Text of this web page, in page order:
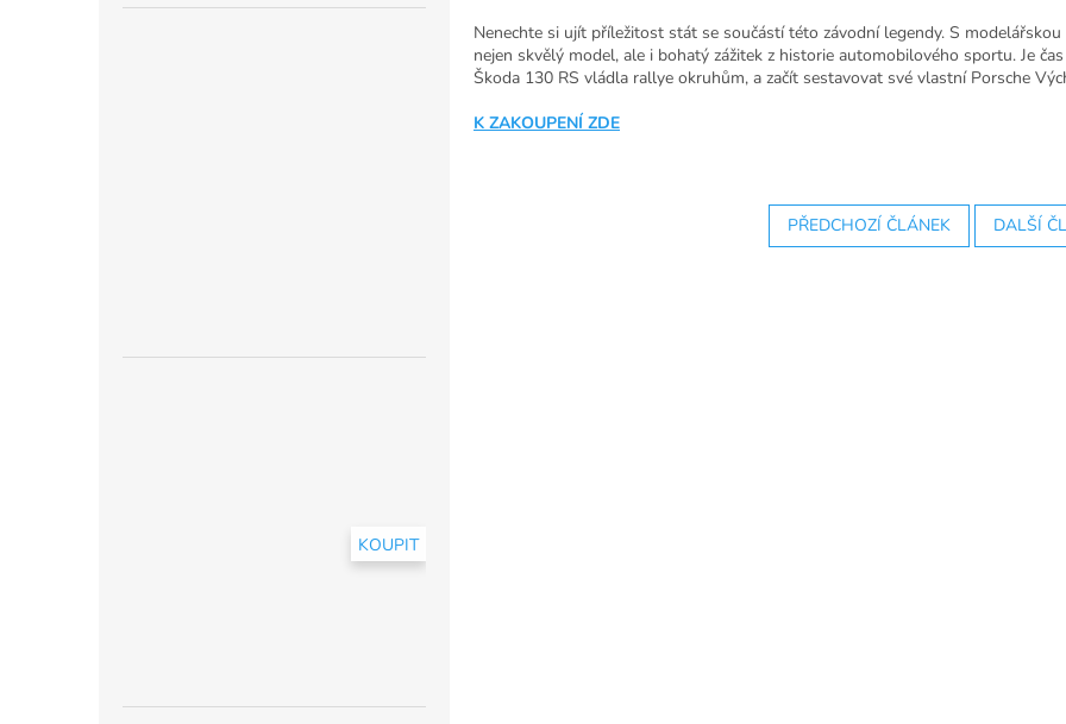
KOUPIT
Nenechte si ujít příležitost stát se součástí této závodní legendy. S
nejen skvělý model, ale i bohatý zážitek z historie automobilového sportu. Je
Škoda 130 RS vládla rallye okruhům, a začít sestavovat své vlastní Porsche
K ZAKOUPENÍ ZDE
PŘEDCHOZÍ ČLÁNEK DALŠÍ